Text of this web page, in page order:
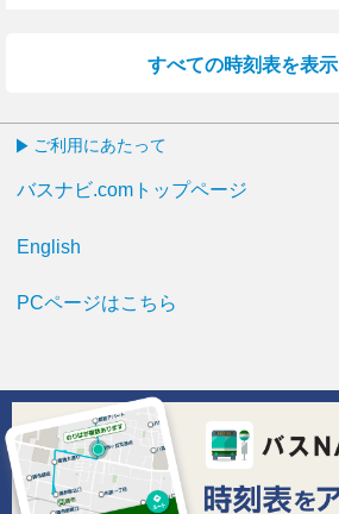
すべての時刻表を表示
ご利用にあたって
バスナビ.comトップページ
English
PCページはこちら